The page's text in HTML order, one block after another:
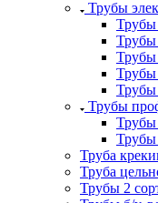
Трубы
Трубы
Трубы
Трубы
Трубы
Трубы
Трубы
Труба
Труба
Трубы 2